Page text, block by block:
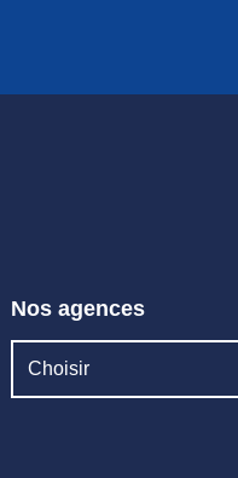
Nos agences
Choisir